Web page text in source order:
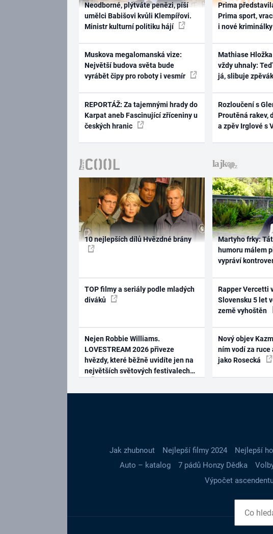
Neodborné, plýtváte penězi, píší
umělci Babišovi kvůli Klempířovi.
Ministr kulturní politiku hájí
Muskova megalomanská vize:
Největší budova světa bude
vyrábět čipy pro roboty i vesmír
REPORTÁŽ: Za tajemnými hrady do
Karpat aneb Fascinující zříceniny u
českých hranic
Prima
Prima sport,
i nové kriminálky
Mathiase
vždy uhnaly:
já, slibuje zpěvák
Rozloučení s
Proutěná rakev,
a zpěv Irglové s
10 nejlepších dílů Hvězdné brány
TOP filmy a seriály podle mladých
diváků
Nejen Robbie Williams.
LOVESTREAM 2026 přiveze
hvězdy, které běžně uvidíte jen na
největších světových festivalech
Martyho frky:
humoru málem
vypráví
Rapper Vercetti
Slovensku 5 let
země vyhoštěn
Nový objev
ním vodí za
jako Rosecká
Jak zhubnout Nejlepší filmy 2024 Nejlepší
Auto – katalog
7 pádů Honzy Dědka
Výpočet